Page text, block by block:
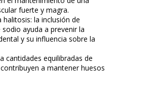
fuerte y magra.
la inclusión de
ayuda a prevenir la
y su influencia sobre la
cantidades equilibradas de
a mantener huesos